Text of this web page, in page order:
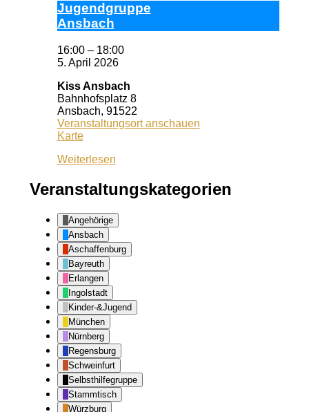
Ju­gend­grup­pe
Ans­bach
16:00 – 18:00
5. April 2026
Kiss Ansbach
Bahnhofsplatz 8
Ansbach, 91522
Veranstaltungsort anschauen
KarteKiss
Weiterlesen
Veranstaltungskategorien
Angehörige
Ansbach
Aschaffenburg
Bayreuth
Erlangen
Ingolstadt
Kinder-&Jugend
München
Nürnberg
Regensburg
Schweinfurt
Selbsthilfegruppe
Stammtisch
Würzburg